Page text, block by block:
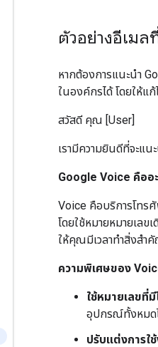
ตัวอย่างอีเมล
หากต้องการแนะนำ
ในองค์กรได้ โดยให้แ
สวัสดี คุณ [User]
เรามีความยินดีที่จะแ
Google Voice คืออ
Voice คือบริการโทร
โดยใช้หมายหมายเลข
ให้คุณมีเวลาทำสิ่งสำ
ความพิเศษของ
ใช้หมายเลขที่
อุปกรณ์ทั้งหมดไ
ปรับแต่งการใ